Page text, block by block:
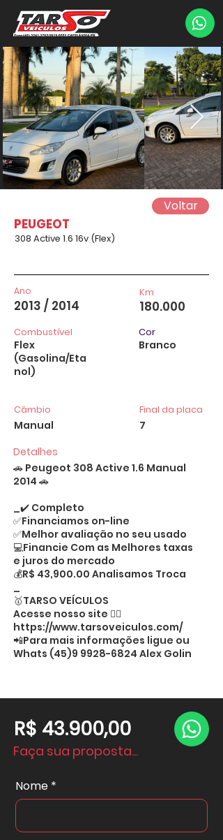
Voltar
PEUGEOT
308 Active 1.6 16v (Flex)
Ano
2013 / 2014
Combustível
Flex
(Gasolina/Eta
nol)
Câmbio
Manual
Km
180.000
Cor
Branco
Final da placa
7
Detalhes
🚗 Peugeot 308 Active 1.6 Manual
2014 🚗
_✔️ Completo
✅Financiamos on-line
✅Melhor avaliação no seu usado
💻Financie Com as Melhores taxas
e juros do mercado
💰R$ 43,900.00 Analisamos Troca
_
🥇TARSO VEÍCULOS
Acesse nosso site 👉🏻
https://www.tarsoveiculos.com/
📲Para mais informações ligue ou
Whats (45)9 9928-6824 Alex Golin
R$ 43.900,00
Faça sua proposta...
Nome